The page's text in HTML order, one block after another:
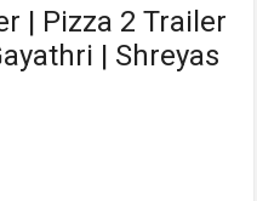
| Pizza 2 Trailer
| Shreyas